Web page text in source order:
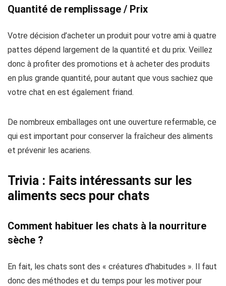
Quantité de remplissage / Prix
Votre décision d’acheter un produit pour votre ami à quatre
pattes dépend largement de la quantité et du prix. Veillez
donc à profiter des promotions et à acheter des produits
en plus grande quantité, pour autant que vous sachiez que
votre chat en est également friand.
De nombreux emballages ont une ouverture refermable, ce
qui est important pour conserver la fraîcheur des aliments
et prévenir les acariens.
Trivia : Faits intéressants sur les
aliments secs pour chats
Comment habituer les chats à la nourriture
sèche ?
En fait, les chats sont des « créatures d’habitudes ». Il faut
donc des méthodes et du temps pour les motiver pour